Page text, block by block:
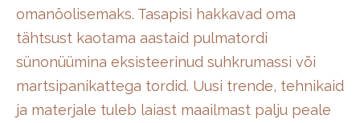
omanöolisemaks. Tasapisi hakkavad oma
tähtsust kaotama aastaid pulmatordi
sünonüümina eksisteerinud suhkrumassi või
martsipanikattega tordid. Uusi trende, tehnikaid
ja materjale tuleb laiast maailmast palju peale